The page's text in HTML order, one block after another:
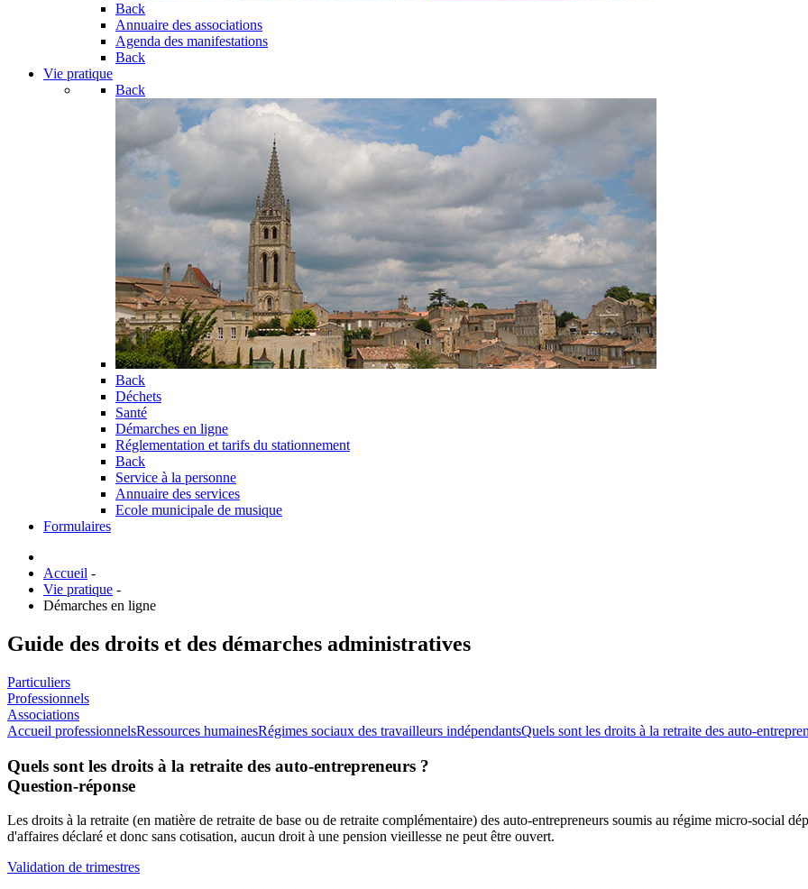
Back
Annuaire des associations
Agenda des manifestations
Back
Vie pratique
Back
Back
Déchets
Santé
Démarches en ligne
Réglementation et tarifs du stationnement
Back
Service à la personne
Annuaire des services
Ecole municipale de musique
Formulaires
Accueil -
Vie pratique -
Démarches en ligne
Guide des droits et des démarches administratives
Particuliers
Professionnels
Associations
Accueil professionnelsRessources humainesRégimes sociaux des travailleurs indépendantsQuels sont les droits à la retraite des auto-
Quels sont les droits à la retraite des auto-entrepreneurs ?
Question-réponse
Les droits à la retraite (en matière de retraite de base ou de retraite complémentaire) des auto-entrepreneurs soumis au régime micro-social
d'affaires déclaré et donc sans cotisation, aucun droit à une pension vieillesse ne peut être ouvert.
Validation de trimestres